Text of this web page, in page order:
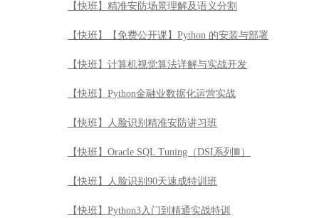
【快班】精准安防场景理解及语义分割
【快班】【免费公开课】Python 的安装与部署
【快班】计算机视觉算法详解与实战开发
【快班】Python金融业数据化运营实战
【快班】人脸识别精准安防讲习班
【快班】Oracle SQL Tuning（DSI系列Ⅲ）
【快班】人脸识别90天速成特训班
【快班】Python3入门到精通实战特训